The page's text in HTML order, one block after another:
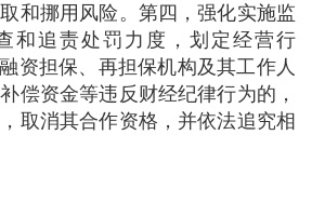
和挪用风险。第四，强化实施监
和追责处罚力度，划定经营行
资担保、再担保机构及其工作人
偿资金等违反财经纪律行为的，
取消其合作资格，并依法追究相